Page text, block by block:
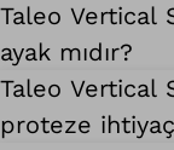
Taleo Vertical
ayak mıdır?
Taleo Vertical
proteze ihtiyaç